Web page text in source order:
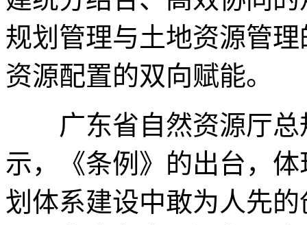
规划管理与土地资源管
资源配置的双向赋能。
广东省自然资源厅总
示，《条例》的出台，
划体系建设中敢为人先